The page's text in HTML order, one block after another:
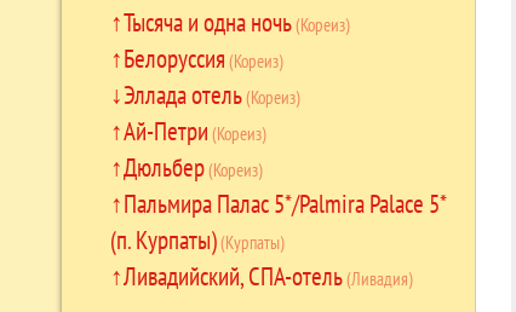
Тысяча и одна ночь(Кореиз)
Белоруссия (Кореиз)
Эллада отель(Кореиз)
Ай-Петри (Кореиз)
Дюльбер(Кореиз)
Пальмира Палас 5*/Palmira Palace 5*
(п. Курпаты)(Курпаты)
Ливадийский, СПА-отель(Ливадия)